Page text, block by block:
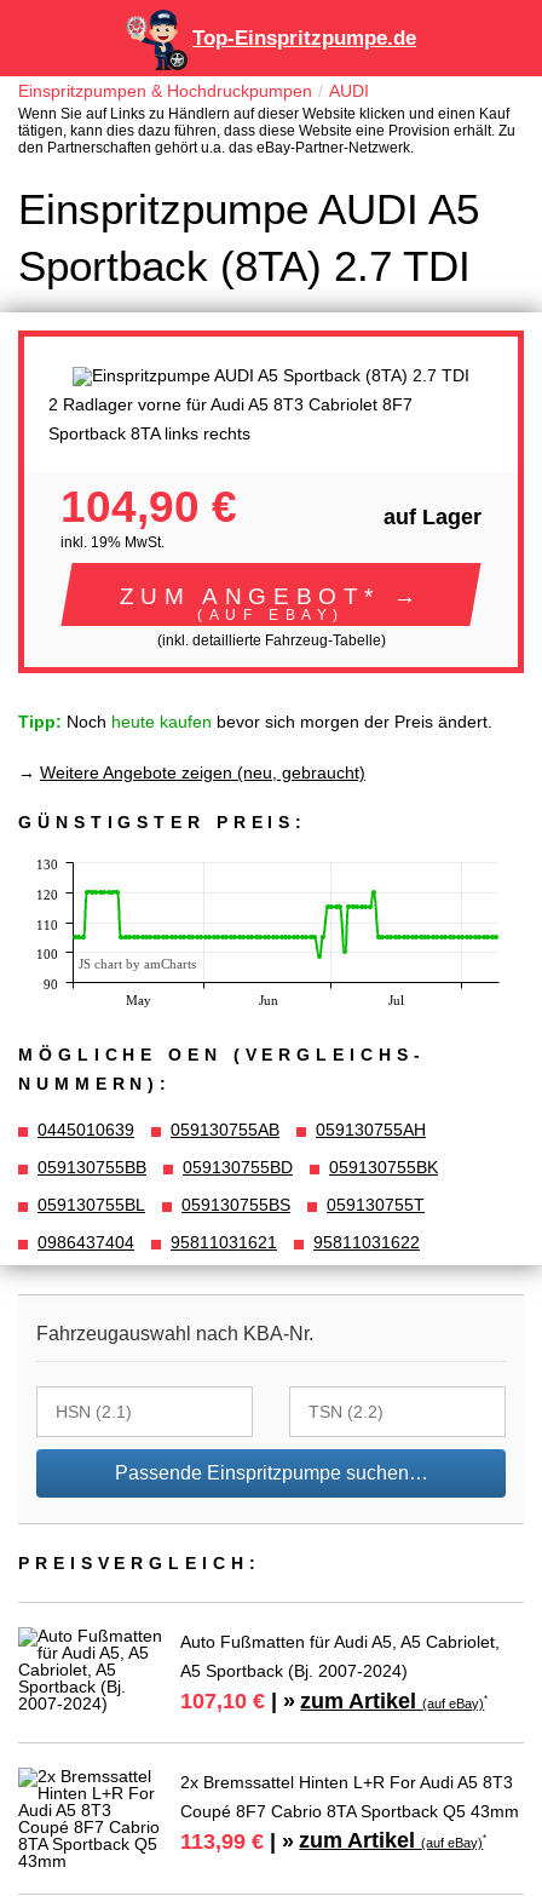
Top-Einspritzpumpe.de
Einspritzpumpen & Hochdruckpumpen AUDI
Wenn Sie auf Links zu Händlern auf dieser Website klicken und einen Kauf
tätigen, kann dies dazu führen, dass diese Website eine Provision erhält. Zu
den Partnerschaften gehört u.a. das eBay-Partner-Netzwerk.
Einspritzpumpe AUDI A5
Sportback (8TA) 2.7 TDI
2 Radlager vorne für Audi A5 8T3 Cabriolet 8F7
Sportback 8TA links rechts
104,90 €
inkl. 19% MwSt.
auf Lager
ZUM ANGEBOT* →
(AUF EBAY)
(inkl. detaillierte Fahrzeug-Tabelle)
Tipp: Noch heute kaufen bevor sich morgen der Preis ändert.
→ Weitere Angebote zeigen (neu, gebraucht)
GÜNSTIGSTER PREIS:
May Jun Jul
90
100
110
120
130
JS chart by amCharts
MÖGLICHE OEN (VERGLEICHS­
NUMMERN):
0445010639 059130755AB
059130755AH
059130755BB
059130755BD
059130755BK
059130755BL
059130755BS
059130755T
0986437404
95811031621 95811031622
Fahrzeugauswahl nach KBA-Nr.
Passende Einspritzpumpe suchen…
PREIS­VER­GLEICH:
Auto Fußmatten für Audi A5, A5 Cabriolet,
A5 Sportback (Bj. 2007-2024)
107,10 € | » zum Artikel(auf eBay)*
2x Bremssattel Hinten L+R For Audi A5 8T3
Coupé 8F7 Cabrio 8TA Sportback Q5 43mm
113,99 € | » zum Artikel(auf eBay)*